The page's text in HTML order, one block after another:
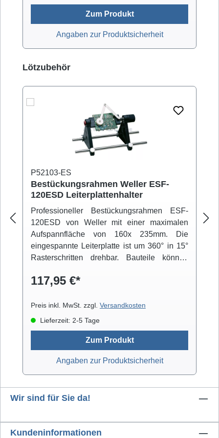
Zum Produkt
Angaben zur Produktsicherheit
Produktgalerie überspringen
Lötzubehör
P52103-ES
Bestückungsrahmen Weller ESF-
120ESD Leiterplattenhalter
Professioneller Bestückungsrahmen ESF-
120ESD von Weller mit einer maximalen
Aufspannfläche von 160x 235mm. Die
eingespannte Leiterplatte ist um 360° in 15°
Rasterschritten drehbar. Bauteile können
Der niedrige Schwerpunkt der Konstruktion
einen rutschfesten Stand.
117,95 €*
Preis inkl. MwSt. zzgl. Versandkosten
Lieferzeit: 2-5 Tage
Zum Produkt
Angaben zur Produktsicherheit
Wir sind für Sie da!
Kundeninformationen